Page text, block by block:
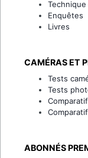
Enquêtes
Livres
CAMÉRAS ET
Tests
Tests
ABONNÉS